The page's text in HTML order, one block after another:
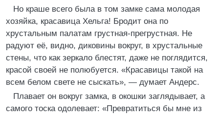
Но краше всего была в том замке сама молодая
хозяйка, красавица Хельга! Бродит она по
хрустальным палатам грустная-прегрустная. Не
радуют её, видно, диковины вокруг, в хрустальные
стены, что как зеркало блестят, даже не поглядится,
красой своей не полюбуется. «Красавицы такой на
всем белом свете не сыскать», — думает Андерс.
Плавает он вокруг замка, в окошки заглядывает, а
самого тоска одолевает: «Превратиться бы мне из